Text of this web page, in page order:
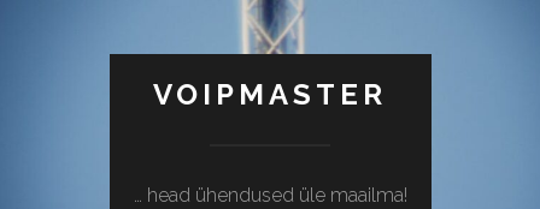
VOIPMASTER
… head ühendused üle maailma!